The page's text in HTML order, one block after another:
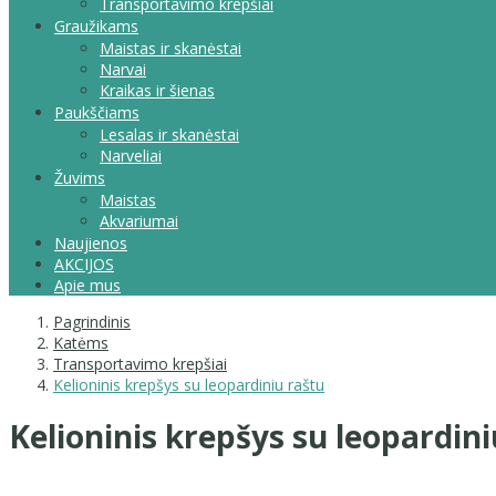
Graužikams
Maistas ir skanėstai
Narvai
Kraikas ir šienas
Paukščiams
Lesalas ir skanėstai
Narveliai
Žuvims
Maistas
Akvariumai
Naujienos
AKCIJOS
Apie mus
Pagrindinis
Katėms
Transportavimo krepšiai
Kelioninis krepšys su leopardiniu raštu
Kelioninis krepšys su